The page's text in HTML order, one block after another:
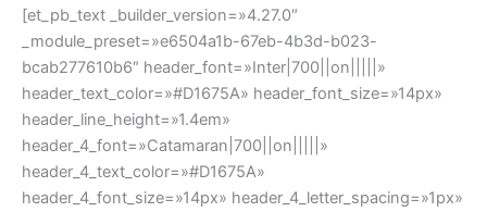
[et_pb_text _builder_version=»4.27.0″
_module_preset=»e6504a1b-67eb-4b3d-b023-
bcab277610b6″ header_font=»Inter|700||on|||||»
header_text_color=»#D1675A» header_font_size=»14px»
header_line_height=»1.4em»
header_4_font=»Catamaran|700||on|||||»
header_4_text_color=»#D1675A»
header_4_font_size=»14px» header_4_letter_spacing=»1px»